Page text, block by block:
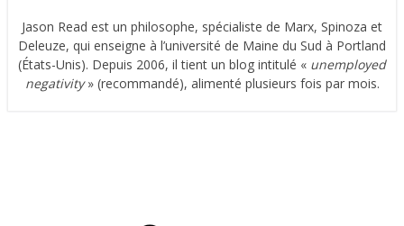
Jason Read est un philosophe, spécialiste de Marx, Spinoza et
Deleuze, qui enseigne à l’université de Maine du Sud à Portland
(États-Unis). Depuis 2006, il tient un blog intitulé « unemployed
negativity» (recommandé), alimenté plusieurs fois par mois.